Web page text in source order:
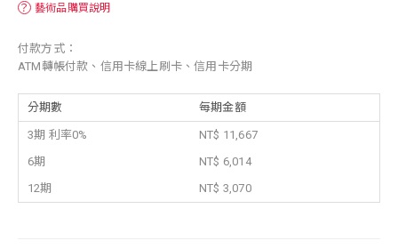
？ 藝術品購買說明
付款方式：
ATM轉帳付款、信用卡線上刷卡、信用卡分期
分期數 每期金額
3期 利率0%
NT$ 11,667
6期
NT$ 6,014
12期
NT$ 3,070